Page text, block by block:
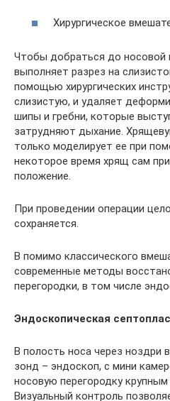
Хирургическое
Чтобы добраться до носовой
выполняет разрез на
помощью хирургических
слизистую, и удаляет
шипы и гребни, которые
затрудняют дыхание.
только моделирует ее при
некоторое время хрящ сам
положение.
При проведении операции
сохраняется.
В помимо классического
современные методы
перегородки, в том числе
Эндоскопическая
В полость носа через ноздри
зонд – эндоскоп, с мини
носовую перегородку
Визуальный контроль